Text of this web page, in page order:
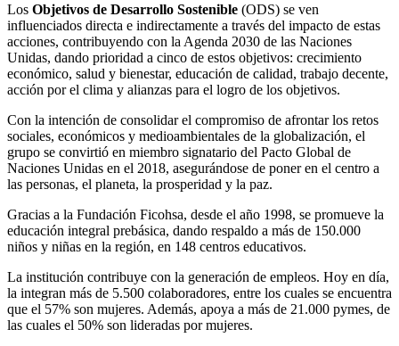
Los Objetivos de Desarrollo Sostenible (ODS) se ven
influenciados directa e indirectamente a través del impacto de estas
acciones, contribuyendo con la Agenda 2030 de las Naciones
Unidas, dando prioridad a cinco de estos objetivos: crecimiento
económico, salud y bienestar, educación de calidad, trabajo decente,
acción por el clima y alianzas para el logro de los objetivos.
Con la intención de consolidar el compromiso de afrontar los retos
sociales, económicos y medioambientales de la globalización, el
grupo se convirtió en miembro signatario del Pacto Global de
Naciones Unidas en el 2018, asegurándose de poner en el centro a
las personas, el planeta, la prosperidad y la paz.
Gracias a la Fundación Ficohsa, desde el año 1998, se promueve la
educación integral prebásica, dando respaldo a más de 150.000
niños y niñas en la región, en 148 centros educativos.
La institución contribuye con la generación de empleos. Hoy en día,
la integran más de 5.500 colaboradores, entre los cuales se encuentra
que el 57% son mujeres. Además, apoya a más de 21.000 pymes, de
las cuales el 50% son lideradas por mujeres.